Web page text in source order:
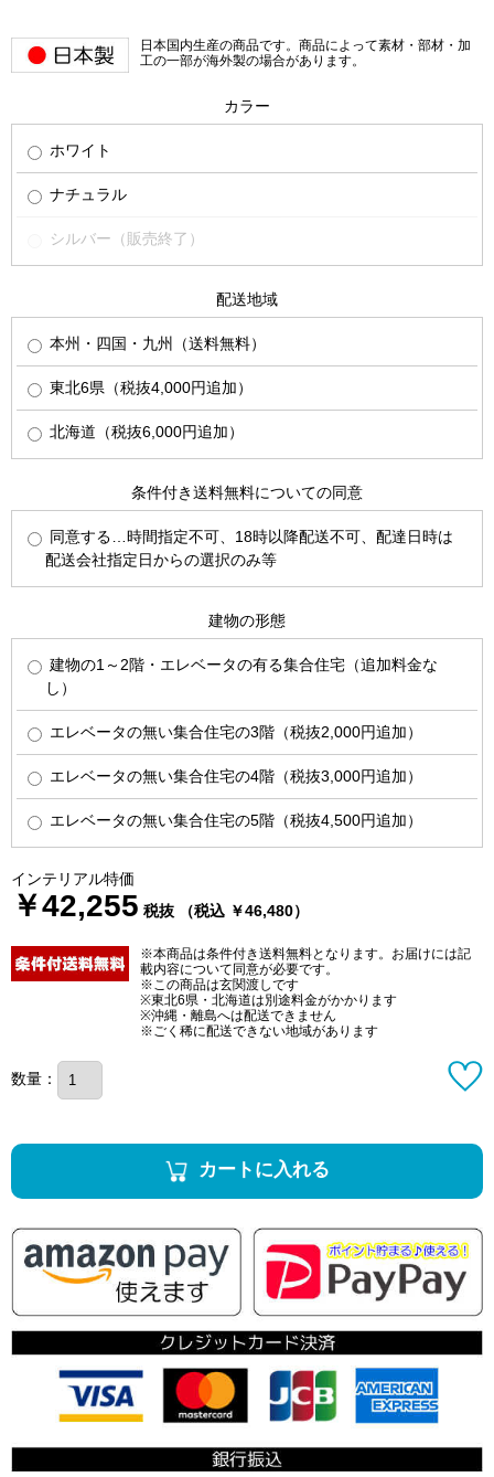
日本国内生産の商品です。商品によって素材・部材・加
工の一部が海外製の場合があります。
カラー
ホワイト
ナチュラル
シルバー（販売終了）
配送地域
本州・四国・九州（送料無料）
東北6県（税抜4,000円追加）
北海道（税抜6,000円追加）
条件付き送料無料についての同意
同意する…時間指定不可、18時以降配送不可、配達日時は
配送会社指定日からの選択のみ等
建物の形態
建物の1～2階・エレベータの有る集合住宅（追加料金な
し）
エレベータの無い集合住宅の3階（税抜2,000円追加）
エレベータの無い集合住宅の4階（税抜3,000円追加）
エレベータの無い集合住宅の5階（税抜4,500円追加）
インテリアル特価
￥42,255 税抜 （税込 ￥46,480）
※本商品は条件付き送料無料となります。お届けには記
載内容について同意が必要です。
※この商品は玄関渡しです
※東北6県・北海道は別途料金がかかります
※沖縄・離島へは配送できません
※ごく稀に配送できない地域があります
数量：
カートに入れる